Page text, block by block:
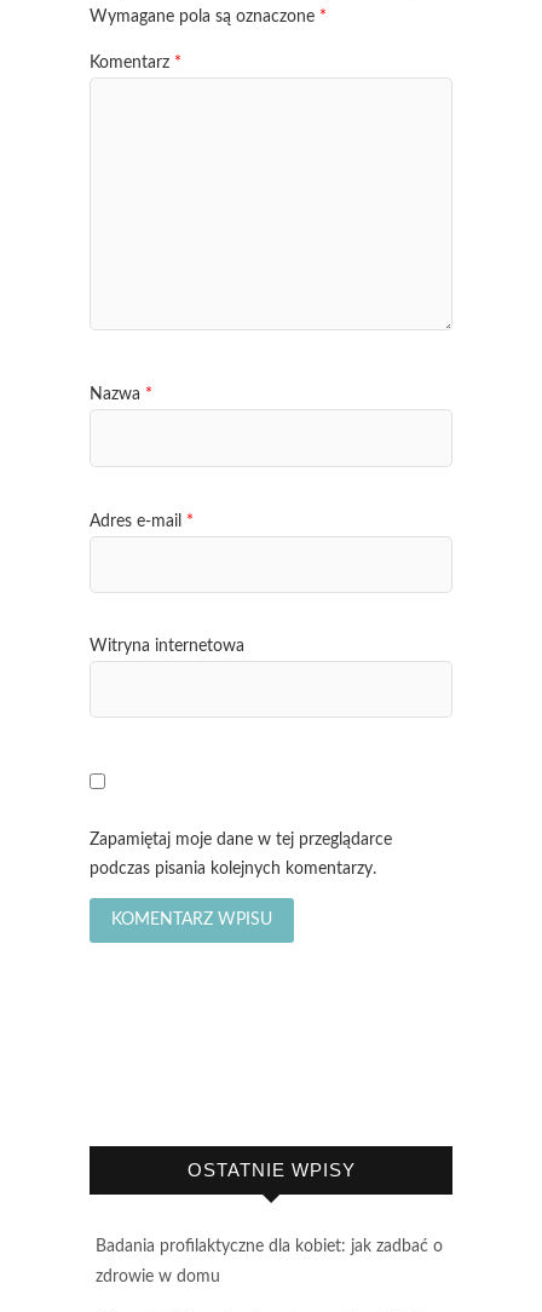
Wymagane pola są oznaczone *
Komentarz *
Nazwa *
Adres e-mail *
Witryna internetowa
Zapamiętaj moje dane w tej przeglądarce
podczas pisania kolejnych komentarzy.
OSTATNIE WPISY
Badania profilaktyczne dla kobiet: jak zadbać o
zdrowie w domu